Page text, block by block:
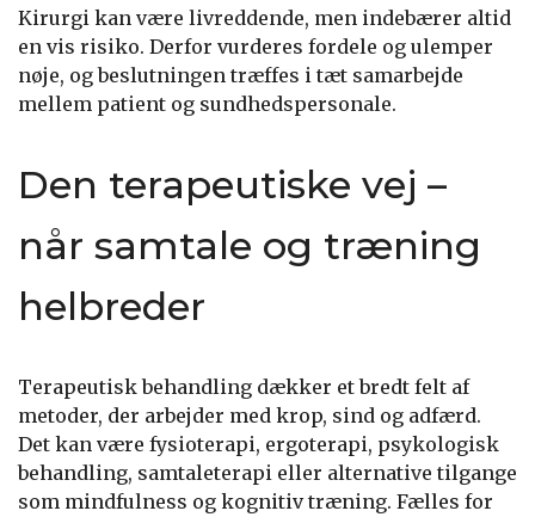
Kirurgi kan være livreddende, men indebærer altid
en vis risiko. Derfor vurderes fordele og ulemper
nøje, og beslutningen træffes i tæt samarbejde
mellem patient og sundhedspersonale.
Den terapeutiske vej –
når samtale og træning
helbreder
Terapeutisk behandling dækker et bredt felt af
metoder, der arbejder med krop, sind og adfærd.
Det kan være fysioterapi, ergoterapi, psykologisk
behandling, samtaleterapi eller alternative tilgange
som mindfulness og kognitiv træning. Fælles for